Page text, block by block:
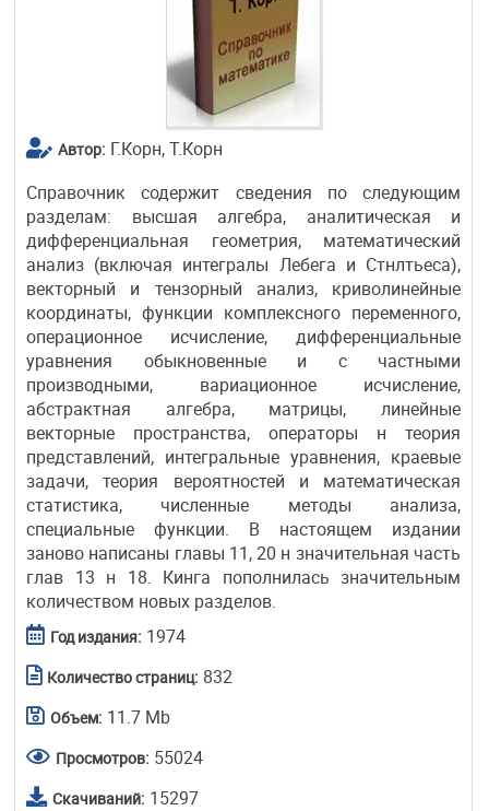
Автор: Г.Корн, Т.Корн
Справочник содержит сведения по следующим
разделам: высшая алгебра, аналитическая и
дифференциальная геометрия, математический
анализ (включая интегралы Лебега и Стнлтьеса),
векторный и тензорный анализ, криволинейные
координаты, функции комплексного переменного,
операционное исчисление, дифференциальные
уравнения обыкновенные и с частными
производными, вариационное исчисление,
абстрактная алгебра, матрицы, линейные
векторные пространства, операторы н теория
представлений, интегральные уравнения, краевые
задачи, теория вероятностей и математическая
статистика, численные методы анализа,
специальные функции. В настоящем издании
заново написаны главы 11, 20 н значительная часть
глав 13 н 18. Кинга пополнилась значительным
количеством новых разделов.
Год издания: 1974
Количество страниц: 832
Объем: 11.7 Mb
Просмотров: 55024
Скачиваний: 15297